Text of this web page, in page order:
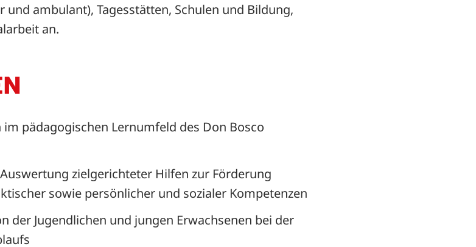
und ambulant), Tagesstätten, Schulen und Bildung,
an.
pädagogischen Lernumfeld des Don Bosco
zielgerichteter Hilfen zur Förderung
sowie persönlicher und sozialer Kompetenzen
der Jugendlichen und jungen Erwachsenen bei der